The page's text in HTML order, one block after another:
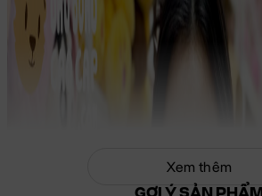
Xem thêm